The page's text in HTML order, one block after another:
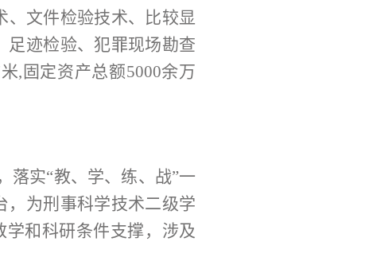
、文件检验技术、比较显
足迹检验、犯罪现场勘查
,固定资产总额5000余万
落实“教、学、练、战”一
，为刑事科学技术二级学
学和科研条件支撑，涉及